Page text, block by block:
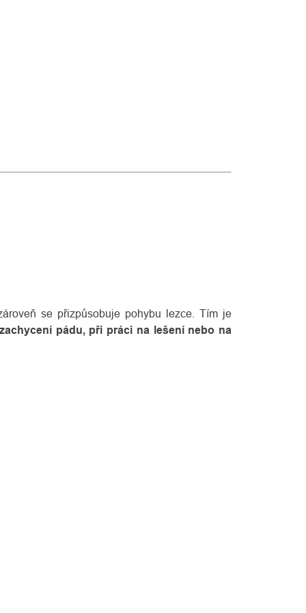
se přizpůsobuje pohybu lezce. Tím je
pádu, při práci na lešení nebo na